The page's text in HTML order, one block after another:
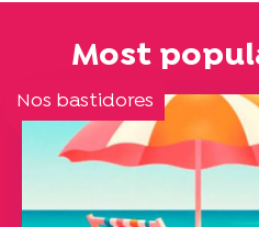
Most
Nos bastidores